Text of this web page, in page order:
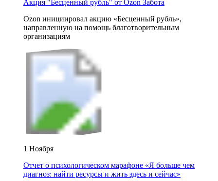
Акция "Бесценный рубль" от Ozon Забота
Ozon инициировал акцию «Бесценный рубль»,
направленную на помощь благотворительным
организациям
1 Ноября
Отчет о психологическом марафоне «Я больше чем
диагноз: найти ресурсы и жить здесь и сейчас»